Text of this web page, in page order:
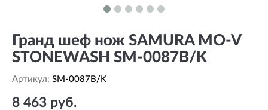
Гранд шеф нож SAMURA MO-V
STONEWASH SM-0087B/K
Артикул: SM-0087B/K
8 463 руб.